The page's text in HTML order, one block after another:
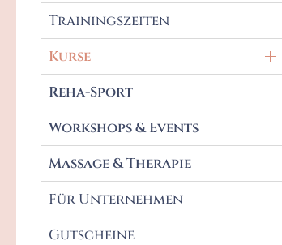
Trainingszeiten
Kurse
Reha-Sport
Workshops & Events
Massage & Therapie
Für Unternehmen
Gutscheine